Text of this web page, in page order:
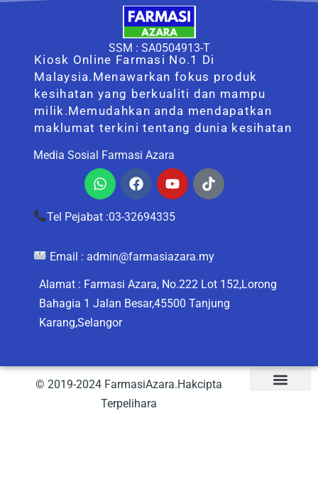
SSM : SA0504913-T
Kiosk Online Farmasi No.1 Di
Malaysia.Menawarkan fokus produk
kesihatan yang berkualiti dan mampu
milik.Memudahkan anda mendapatkan
maklumat terkini tentang dunia kesihatan
Media Sosial Farmasi Azara
Whatsapp
Facebook
YoutubeTiktok
Tel Pejabat :03-32694335
Email : admin@farmasiazara.my
Alamat : Farmasi Azara, No.222 Lot 152,Lorong
Bahagia 1 Jalan Besar,45500 Tanjung
Karang,Selangor
© 2019-2024 FarmasiAzara.Hakcipta
Terpelihara